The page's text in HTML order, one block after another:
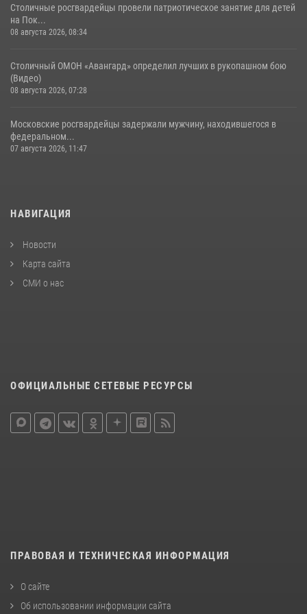
Столичные росгвардейцы провели патриотическое занятие для детей
на Пок...
08 августа 2026, 08:34
Столичный ОМОН «Авангард» определил лучших в рукопашном бою
(Видео)
08 августа 2026, 07:28
Московские росгвардейцы задержали мужчину, находившегося в
федеральном...
07 августа 2026, 11:47
НАВИГАЦИЯ
Новости
Карта сайта
СМИ о нас
ОФИЦИАЛЬНЫЕ СЕТЕВЫЕ РЕСУРСЫ
ПРАВОВАЯ И ТЕХНИЧЕСКАЯ ИНФОРМАЦИЯ
О сайте
Об использовании информации сайта